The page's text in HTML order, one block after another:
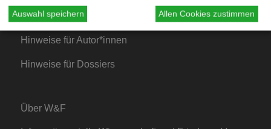
Mediadaten
Hinweise für Autor*innen
Hinweise für Dossiers
Über W&F
Auswahl speichern Allen Cookies zustimmen